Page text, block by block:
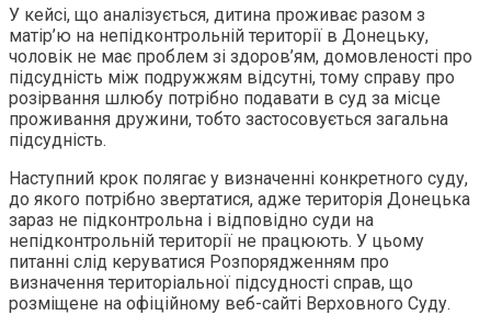
У кейсі, що аналізується, дитина проживає разом з
матір’ю на непідконтрольній території в Донецьку,
чоловік не має проблем зі здоров’ям, домовленості про
підсудність між подружжям відсутні, тому справу про
розірвання шлюбу потрібно подавати в суд за місце
проживання дружини, тобто застосовується загальна
підсудність.
Наступний крок полягає у визначенні конкретного суду,
до якого потрібно звертатися, адже територія Донецька
зараз не підконтрольна і відповідно суди на
непідконтрольній території не працюють. У цьому
питанні слід керуватися Розпорядженням про
визначення територіальної підсудності справ, що
розміщене на офіційному веб-сайті Верховного Суду.